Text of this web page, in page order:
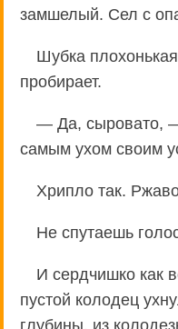
замшелый. Сел с
Шубка
пробирает.
— Да, сыровато,
самым ухом своим
Хрипло так.
Не спутаешь
И сердчишко как
пустой колодец
глубины, из